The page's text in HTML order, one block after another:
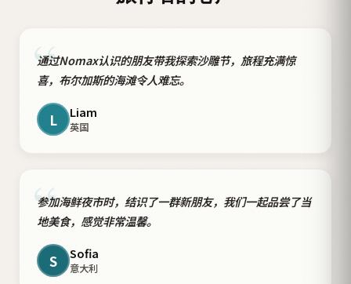
“
通过Nomax认识的朋友带我探索沙雕节，旅程充满惊
喜，布尔加斯的海滩令人难忘。
L Liam
英国
“
参加海鲜夜市时，结识了一群新朋友，我们一起品尝了当
地美食，感觉非常温馨。
S Sofia
意大利